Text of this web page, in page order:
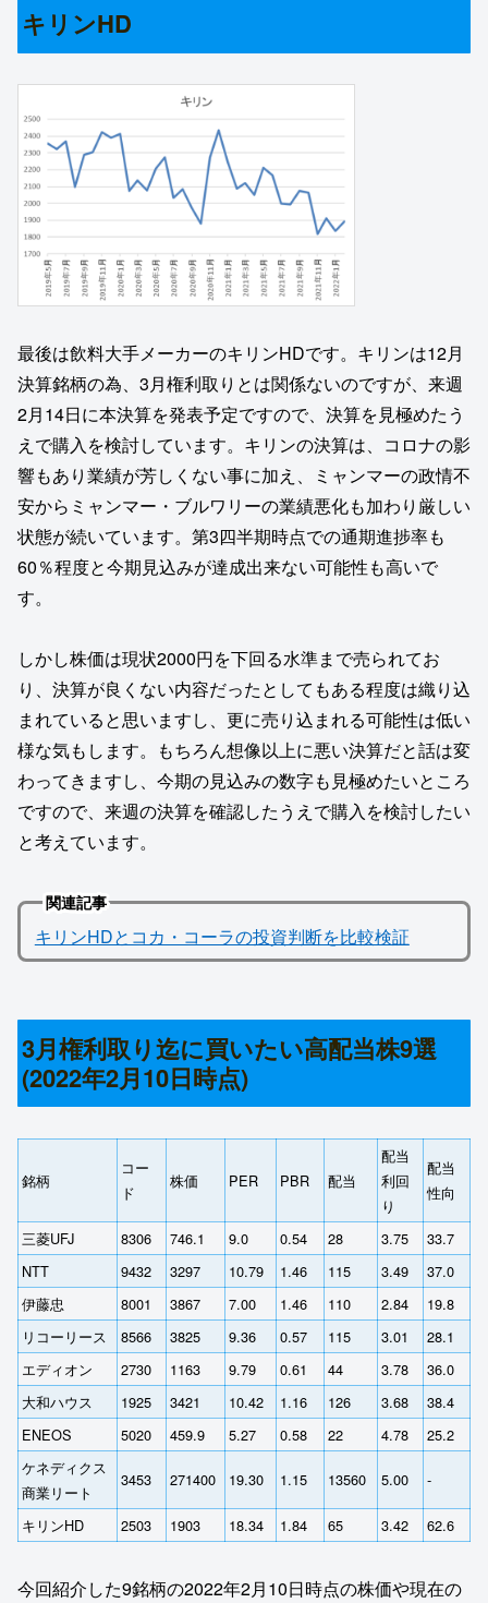
キリンHD
最後は飲料大手メーカーのキリンHDです。キリンは12月
決算銘柄の為、3月権利取りとは関係ないのですが、来週
2月14日に本決算を発表予定ですので、決算を見極めたう
えで購入を検討しています。キリンの決算は、コロナの影
響もあり業績が芳しくない事に加え、ミャンマーの政情不
安からミャンマー・ブルワリーの業績悪化も加わり厳しい
状態が続いています。第3四半期時点での通期進捗率も
60％程度と今期見込みが達成出来ない可能性も高いで
す。
しかし株価は現状2000円を下回る水準まで売られてお
り、決算が良くない内容だったとしてもある程度は織り込
まれていると思いますし、更に売り込まれる可能性は低い
様な気もします。もちろん想像以上に悪い決算だと話は変
わってきますし、今期の見込みの数字も見極めたいところ
ですので、来週の決算を確認したうえで購入を検討したい
と考えています。
関連記事
キリンHDとコカ・コーラの投資判断を比較検証
3月権利取り迄に買いたい高配当株9選
(2022年2月10日時点)
銘柄
コー
ド
株価 PER PBR 配当
配当
利回
り
配当
性向
三菱UFJ 8306 746.1 9.0 0.54 28 3.75
33.7
NTT
9432 3297 10.79 1.46 115 3.49
37.0
伊藤忠
8001 3867 7.00 1.46 110 2.84
19.8
リコーリース
8566 3825 9.36 0.57 115 3.01
28.1
エディオン
2730 1163 9.79 0.61 44 3.78
36.0
大和ハウス
1925 3421 10.42 1.16 126 3.68
38.4
ENEOS
5020 459.9 5.27 0.58 22 4.78
25.2
ケネディクス
商業リート
3453 271400 19.30 1.15 13560 5.00 ‐
キリンHD 2503 1903 18.34 1.84 65 3.42 62.6
今回紹介した9銘柄の2022年2月10日時点の株価や現在の